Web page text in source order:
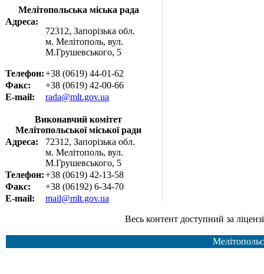
Мелітопольська міська рада
Адреса:
72312, Запорізька обл.
м. Мелітополь, вул.
М.Грушевського, 5
Телефон:+38 (0619) 44-01-62
Факс:
+38 (0619) 42-00-66
E-mail:
rada@mlt.gov.ua
Виконавчий комітет
Мелітопольської міської ради
Адреса:
72312, Запорізька обл.
м. Мелітополь, вул.
М.Грушевського, 5
Телефон:+38 (0619) 42-13-58
Факс:
+38 (06192) 6-34-70
E-mail:
mail@mlt.gov.ua
Весь контент доступний за ліцензією Creative